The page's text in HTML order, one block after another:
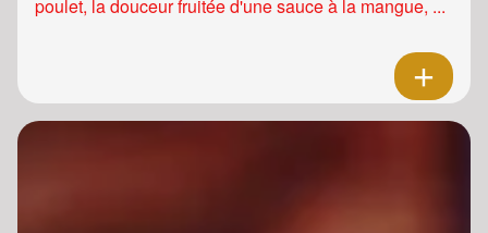
poulet, la douceur fruitée d'une sauce à la mangue, ...